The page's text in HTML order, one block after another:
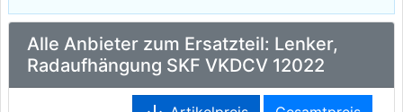
Alle Anbieter zum Ersatzteil: Lenker,
Radaufhängung SKF VKDCV 12022